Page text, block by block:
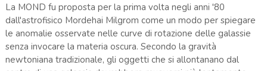
La MOND fu proposta per la prima volta negli anni '80
dall'astrofisico Mordehai Milgrom come un modo per spiegare
le anomalie osservate nelle curve di rotazione delle galassie
senza invocare la materia oscura. Secondo la gravità
newtoniana tradizionale, gli oggetti che si allontanano dal